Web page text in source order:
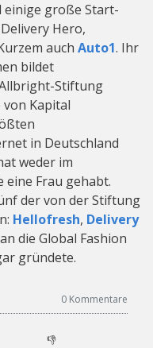
einige große Start-
Hero,
auch Auto1. Ihr
bildet
Stiftung
Kapital
in Deutschland
weder im
eine Frau gehabt.
der von der Stiftung
Hellofresh, Delivery
die Global Fashion
gründete.
0 Kommentare
👎